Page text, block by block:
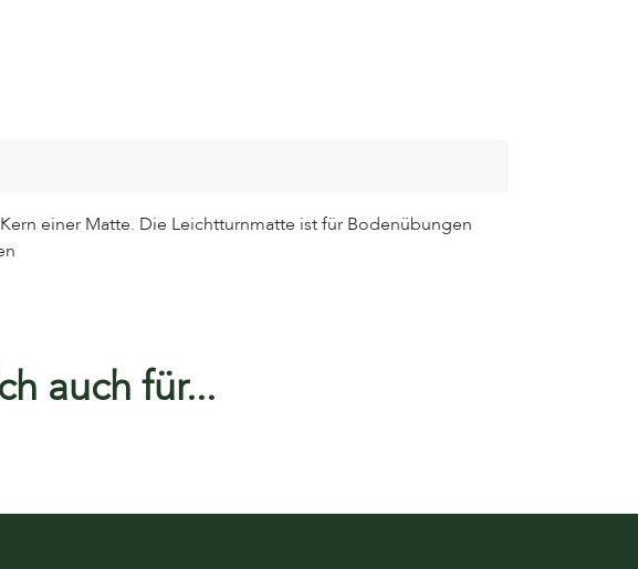
einer Matte. Die Leichtturnmatte ist für Bodenübungen
auch für...